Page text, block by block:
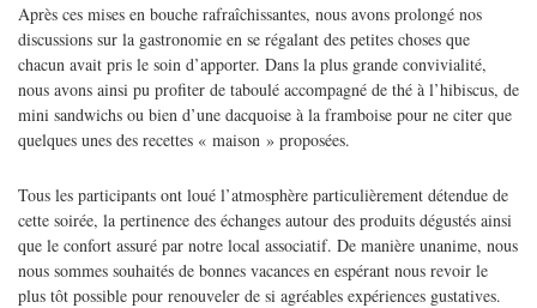
Après ces mises en bouche rafraîchissantes, nous avons prolongé nos
discussions sur la gastronomie en se régalant des petites choses que
chacun avait pris le soin d’apporter. Dans la plus grande convivialité,
nous avons ainsi pu profiter de taboulé accompagné de thé à l’hibiscus, de
mini sandwichs ou bien d’une dacquoise à la framboise pour ne citer que
quelques unes des recettes « maison » proposées.
Tous les participants ont loué l’atmosphère particulièrement détendue de
cette soirée, la pertinence des échanges autour des produits dégustés ainsi
que le confort assuré par notre local associatif. De manière unanime, nous
nous sommes souhaités de bonnes vacances en espérant nous revoir le
plus tôt possible pour renouveler de si agréables expériences gustatives.